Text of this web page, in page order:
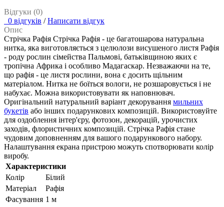
Відгуки (0)
0 відгуків / Написати відгук
Опис
Стрічка Рафія Стрічка Рафія - це багатошарова натуральна
нитка, яка виготовляється з целюлози висушеного листя Рафія
- роду рослин сімейства Пальмові, батьківщиною яких є
тропічна Африка і особливо Мадагаскар. Незважаючи на те,
що рафія - це листя рослини, вона є досить щільним
матеріалом. Нитка не боїться вологи, не розшаровується і не
набухає. Можна використовувати як наповнювач.
Оригінальний натуральний варіант декорування мильних
букетів або інших подарункових композицій. Використовуйте
для оздоблення інтер'єру, фотозон, декорацій, урочистих
заходів, флористичних композицій. Стрічка Рафія стане
чудовим доповненням для вашого подарункового набору.
Налаштування екрана пристрою можуть спотворювати колір
виробу.
Характеристики
Колір
Білий
Матеріал
Рафія
Фасування 1 м